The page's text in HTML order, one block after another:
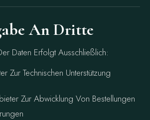
An Dritte
Daten Erfolgt Ausschließlich:
Zur Technischen Unterstützung
Zur Abwicklung Von Bestellungen